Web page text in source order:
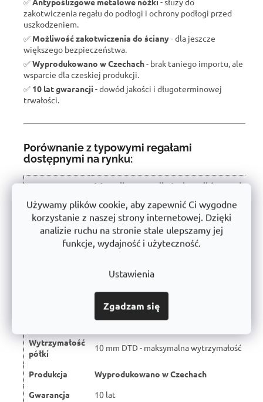
Używamy plików cookie, aby zapewnić Ci wygodne
korzystanie z naszej strony internetowej. Dzięki
analizie ruchu na stronie stale ulepszamy jej
funkcje, wydajność i użyteczność.
Ustawienia
Zgadzam się
zakotwiczenia regału do podłogi i ochrony podłogi przed
uszkodzeniem.
✅ Możliwość zakotwiczenia do ściany- dla jeszcze
większego bezpieczeństwa.
✅Wyprodukowano w Czechach- brak taniego importu, ale
wsparcie dla czeskiej produkcji.
✅ 10 lat gwarancji - dowód jakości i długoterminowej
trwałości.
Porównanie z typowymi regałami
dostępnymi na rynku:
W wyniku recenzji użytkowników produkt
Nośność półki
450 kg
Instalacja
Bezśrubowe - łatwe
Powłoka proszkowa (antykorozyjna)
Wytrzymałość
półki
10 mm DTD - maksymalna wytrzymałość
Produkcja
Wyprodukowano w Czechach
Gwarancja
10 lat